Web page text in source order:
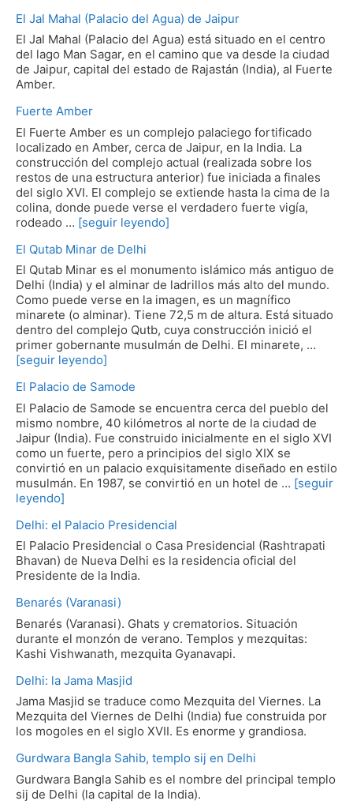
El Jal Mahal (Palacio del Agua) de Jaipur
El Jal Mahal (Palacio del Agua) está situado en el centro
del lago Man Sagar, en el camino que va desde la ciudad
de Jaipur, capital del estado de Rajastán (India), al Fuerte
Amber.
Fuerte Amber
El Fuerte Amber es un complejo palaciego fortificado
localizado en Amber, cerca de Jaipur, en la India. La
construcción del complejo actual (realizada sobre los
restos de una estructura anterior) fue iniciada a finales
del siglo XVI. El complejo se extiende hasta la cima de la
colina, donde puede verse el verdadero fuerte vigía,
rodeado … [seguir leyendo]
El Qutab Minar de Delhi
El Qutab Minar es el monumento islámico más antiguo de
Delhi (India) y el alminar de ladrillos más alto del mundo.
Como puede verse en la imagen, es un magnífico
minarete (o alminar). Tiene 72,5 m de altura. Está situado
dentro del complejo Qutb, cuya construcción inició el
primer gobernante musulmán de Delhi. El minarete, …
[seguir leyendo]
El Palacio de Samode
El Palacio de Samode se encuentra cerca del pueblo del
mismo nombre, 40 kilómetros al norte de la ciudad de
Jaipur (India). Fue construido inicialmente en el siglo XVI
como un fuerte, pero a principios del siglo XIX se
convirtió en un palacio exquisitamente diseñado en estilo
musulmán. En 1987, se convirtió en un hotel de … [seguir
leyendo]
Delhi: el Palacio Presidencial
El Palacio Presidencial o Casa Presidencial (Rashtrapati
Bhavan) de Nueva Delhi es la residencia oficial del
Presidente de la India.
Benarés (Varanasi)
Benarés (Varanasi). Ghats y crematorios. Situación
durante el monzón de verano. Templos y mezquitas:
Kashi Vishwanath, mezquita Gyanavapi.
Delhi: la Jama Masjid
Jama Masjid se traduce como Mezquita del Viernes. La
Mezquita del Viernes de Delhi (India) fue construida por
los mogoles en el siglo XVII. Es enorme y grandiosa.
Gurdwara Bangla Sahib, templo sij en Delhi
Gurdwara Bangla Sahib es el nombre del principal templo
sij de Delhi (la capital de la India).